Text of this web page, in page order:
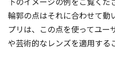
輪郭の点はそれに合わせて動
プリは、この点を使ってユー
や芸術的なレンズを適用する